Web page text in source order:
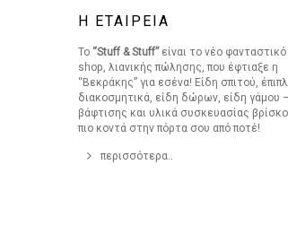
Η ΕΤΑΙΡΕΙΑ
Το “Stuff & Stuff”είναι το νέο φανταστικό
shop, λιανικής πώλησης, που έφτιαξε η
“Βεκράκης” για εσένα! Είδη σπιτού,
διακοσμητικά, είδη δώρων, είδη γάμου –
βάφτισης και υλικά συσκευασίας
πιο κοντά στην πόρτα σου από ποτέ!
περισσότερα..